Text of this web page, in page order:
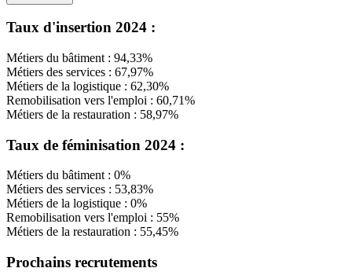
Taux d'insertion 2024 :
Métiers du bâtiment : 94,33%
Métiers des services : 67,97%
Métiers de la logistique : 62,30%
Remobilisation vers l'emploi : 60,71%
Métiers de la restauration : 58,97%
Taux de féminisation 2024 :
Métiers du bâtiment : 0%
Métiers des services : 53,83%
Métiers de la logistique : 0%
Remobilisation vers l'emploi : 55%
Métiers de la restauration : 55,45%
Prochains recrutements